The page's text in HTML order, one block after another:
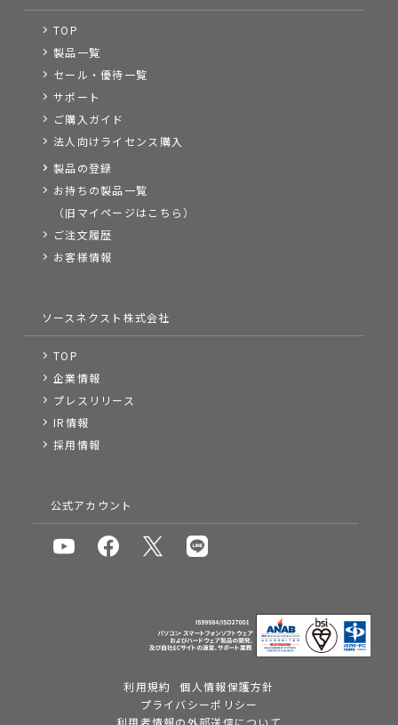
TOP
製品一覧
セール・優待一覧
サポート
ご購入ガイド
法人向けライセンス購入
製品の登録
お持ちの製品一覧
（旧マイページはこちら）
ご注文履歴
お客様情報
ソースネクスト株式会社
TOP
企業情報
プレスリリース
IR情報
採用情報
公式アカウント
利用規約
個人情報保護方針
プライバシーポリシー
利用者情報の外部送信について